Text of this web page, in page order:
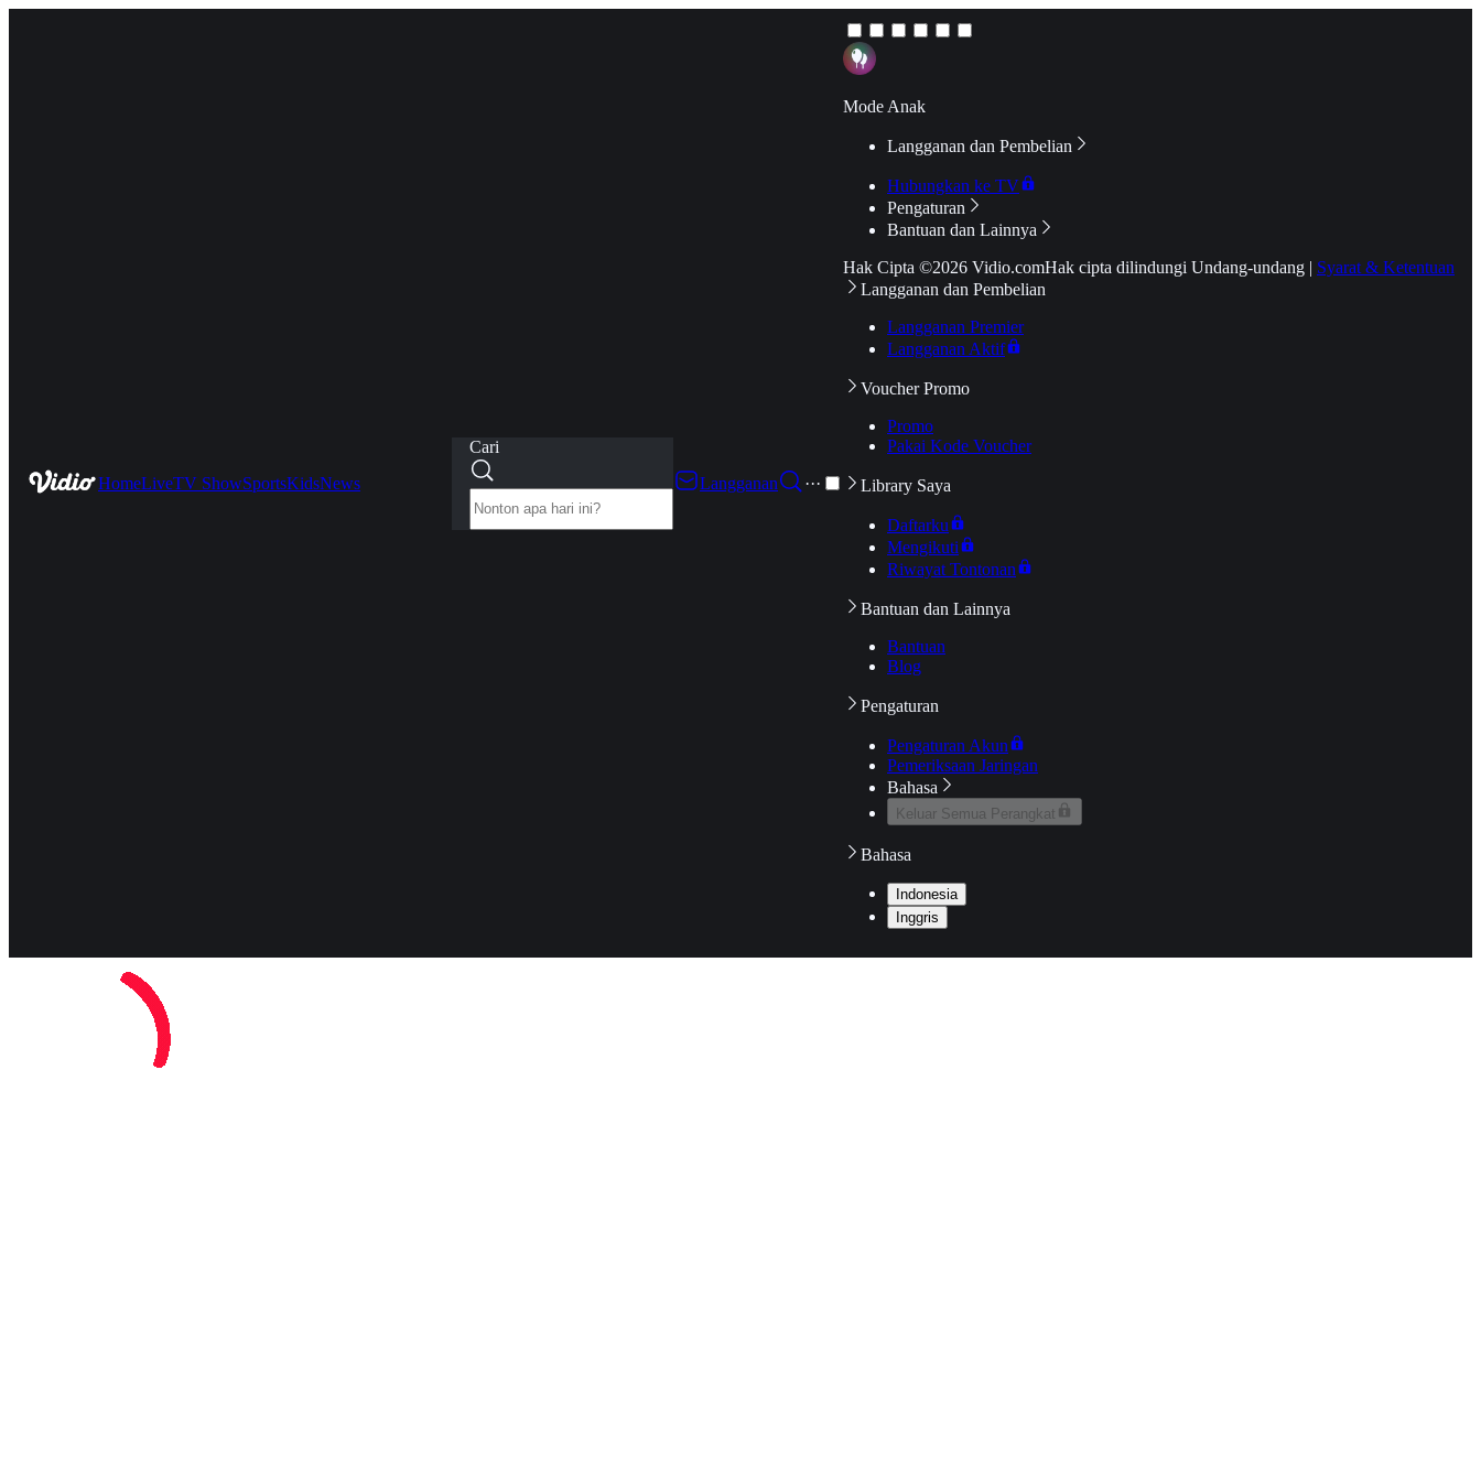
HomeLiveTV ShowSportsKidsNews
Cari
Langganan
···
Mode Anak
Langganan dan Pembelian
Hubungkan ke TV
Pengaturan
Bantuan dan Lainnya
Hak Cipta ©2026 Vidio.comHak cipta dilindungi Undang-undang | Syarat & Ketentuan
Langganan dan Pembelian
Langganan Premier
Langganan Aktif
Voucher Promo
Promo
Pakai Kode Voucher
Library Saya
Daftarku
Mengikuti
Riwayat Tontonan
Bantuan dan Lainnya
Bantuan
Blog
Pengaturan
Pengaturan Akun
Pemeriksaan Jaringan
Bahasa
Keluar Semua Perangkat
Bahasa
Indonesia
Inggris